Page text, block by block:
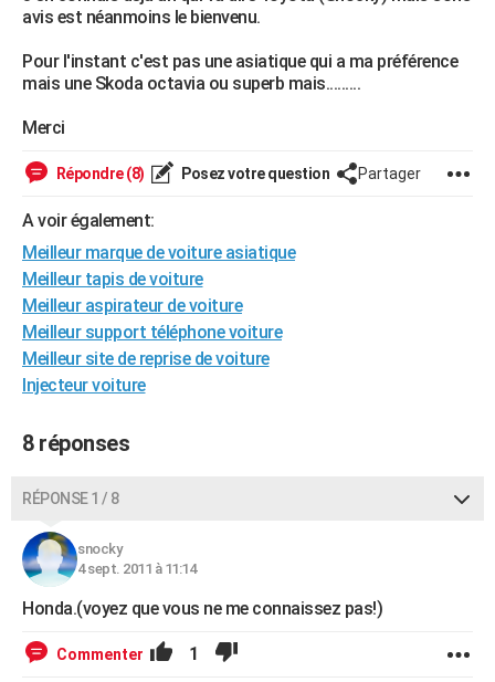
Carte de Noël
Carte Bonne année
Carte Saint-Valentin
Carte Pâques
Carte d'anniversaire
DICTIONNAIRE
Dictionnaire
Biographies
Citations
Expressions
Proverbes
PROGRAMME TV
COPAINS D'AVANT
S'inscrire
Se connecter
Lycées
Collèges
Primaires
Universités
Entreprises
Service militaire
Avis de recherche
AVIS DE DÉCÈS
FORUM
Bricolage
Lifestyle
Culture
Sport
Auto
Television
Voyage
Cinema
avis est néanmoins le bienvenu.
Pour l'instant c'est pas une asiatique qui a ma préférence
mais une Skoda octavia ou superb mais.........
Merci
Répondre (8) Posez votre question Partager
A voir également:
Meilleur marque de voiture asiatique
Meilleur tapis de voiture
Meilleur aspirateur de voiture
Meilleur support téléphone voiture
Meilleur site de reprise de voiture
Injecteur voiture
8 réponses
RÉPONSE 1 / 8
snocky
4 sept. 2011 à 11:14
Honda.(voyez que vous ne me connaissez pas!)
Commenter 1